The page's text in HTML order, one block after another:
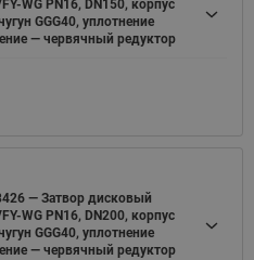
WG PN16, DN150, корпус
GGG40, уплотнение
— червячный редуктор
— Затвор дисковый
WG PN16, DN200, корпус
GGG40, уплотнение
— червячный редуктор